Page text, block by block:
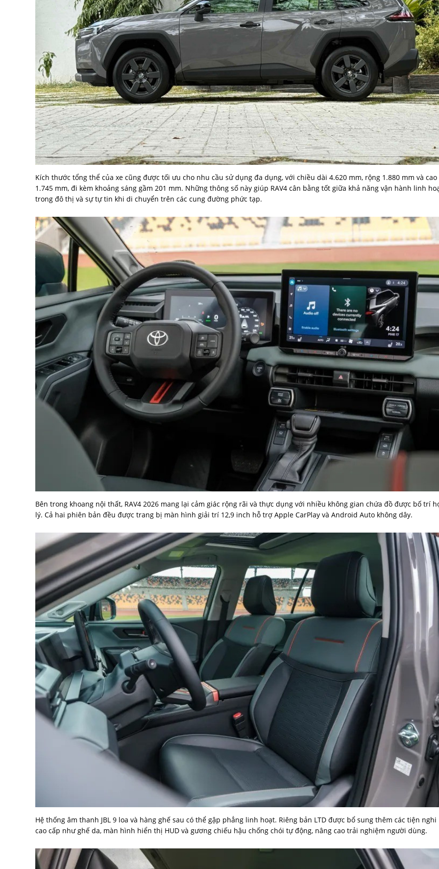
Kích thước tổng thể của xe cũng được tối ưu cho nhu cầu sử dụng đa dụng, với chiều dài 4.620 mm, rộng 1.880 mm và cao
1.745 mm, đi kèm khoảng sáng gầm 201 mm. Những thông số này giúp RAV4 cân bằng tốt giữa khả năng vận hành linh
trong đô thị và sự tự tin khi di chuyển trên các cung đường phức tạp.
Bên trong khoang nội thất, RAV4 2026 mang lại cảm giác rộng rãi và thực dụng với nhiều không gian chứa đồ được bố trí
lý. Cả hai phiên bản đều được trang bị màn hình giải trí 12,9 inch hỗ trợ Apple CarPlay và Android Auto không dây.
Hệ thống âm thanh JBL 9 loa và hàng ghế sau có thể gập phẳng linh hoạt. Riêng bản LTD được bổ sung thêm các tiện nghi
cao cấp như ghế da, màn hình hiển thị HUD và gương chiếu hậu chống chói tự động, nâng cao trải nghiệm người dùng.